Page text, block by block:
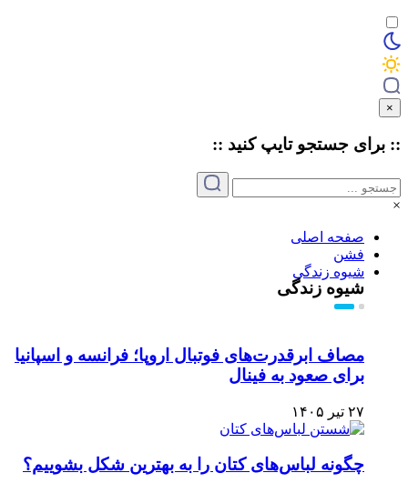
×
:: برای جستجو تایپکنید ::
×
صفحه اصلی
فشن
شیوه زندگی
شیوه زندگی
مصاف ابرقدرت‌های فوتبال اروپا؛ فرانسه و اسپانیا
برای صعود به فینال
۲۷ تیر ۱۴۰۵
چگونه لباس‌های کتان را به بهترین شکل بشوییم؟